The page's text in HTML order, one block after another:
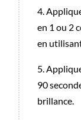
4.
en 1 ou 2
en
5.
90
brillance.